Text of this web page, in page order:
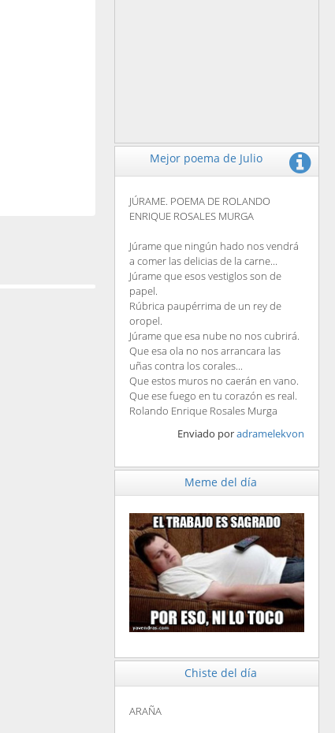
Mejor poema de Julio
JÚRAME. POEMA DE ROLANDO
ENRIQUE ROSALES MURGA
Júrame que ningún hado nos vendrá
a comer las delicias de la carne...
Júrame que esos vestiglos son de
papel.
Rúbrica paupérrima de un rey de
oropel.
Júrame que esa nube no nos cubrirá.
Que esa ola no nos arrancara las
uñas contra los corales...
Que estos muros no caerán en vano.
Que ese fuego en tu corazón es real.
Rolando Enrique Rosales Murga
Enviado poradramelekvon
Meme del día
Chiste del día
ARAÑA